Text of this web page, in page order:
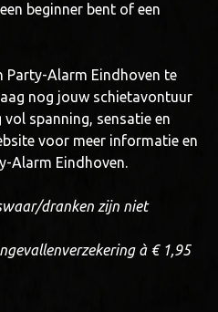
beginner bent of een
Party-Alarm Eindhoven te
nog jouw schietavontuur
spanning, sensatie en
voor meer informatie en
Alarm Eindhoven.
dranken zijn niet
à € 1,95